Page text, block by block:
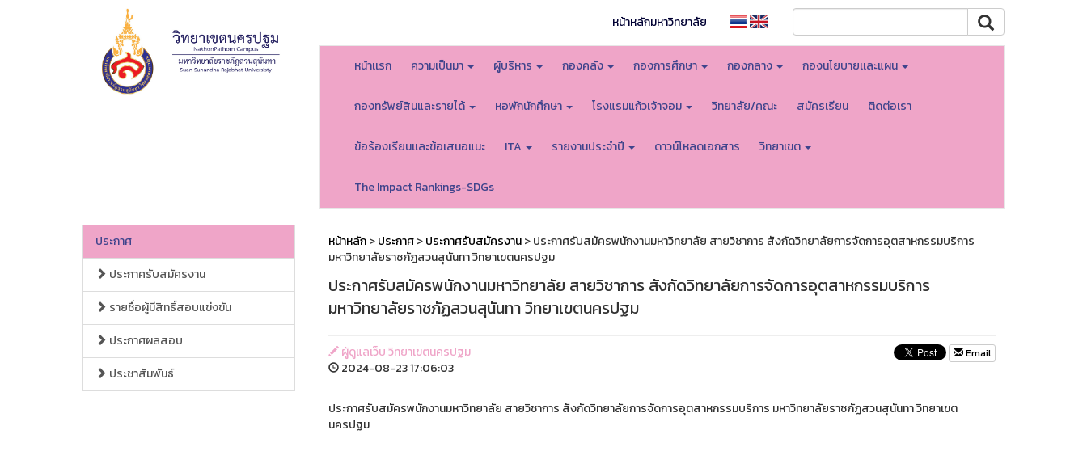
หน้าหลักมหาวิทยาลัย
หน้าเเรก ความเป็นมา ผู้บริหาร กองคลัง กองการศึกษา กองกลาง กองนโยบายเเละแผน
กองทรัพย์สินและรายได้ หอพักนักศึกษา โรงแรมแก้วเจ้าจอม วิทยาลัย/คณะ สมัครเรียน ติดต่อเรา
ข้อร้องเรียนเเละข้อเสนอแนะ ITA รายงานประจำปี ดาวน์โหลดเอกสาร วิทยาเขต
The Impact Rankings-SDGs
ประกาศ
ประกาศรับสมัครงาน
รายชื่อผู้มีสิทธิ์สอบแข่งขัน
ประกาศผลสอบ
ประชาสัมพันธ์
หน้าหลัก>ประกาศ>ประกาศรับสมัครงาน> ประกาศรับสมัครพนักงานมหาวิทยาลัย สายวิชาการ สังกัดวิทยาลัยการจัดการอุตสาหกรรมบริการ
มหาวิทยาลัยราชภัฏสวนสุนันทา วิทยาเขตนครปฐม
ประกาศรับสมัครพนักงานมหาวิทยาลัย สายวิชาการ สังกัดวิทยาลัยการจัดการอุตสาหกรรมบริการ
มหาวิทยาลัยราชภัฏสวนสุนันทา วิทยาเขตนครปฐม
ผู้ดูแลเว็บ วิทยาเขตนครปฐม
2024-08-23 17:06:03
Email
ประกาศรับสมัครพนักงานมหาวิทยาลัย สายวิชาการ สังกัดวิทยาลัยการจัดการอุตสาหกรรมบริการ มหาวิทยาลัยราชภัฏสวนสุนันทา วิทยาเขต
นครปฐม